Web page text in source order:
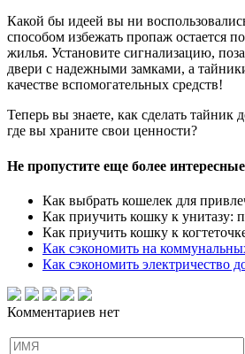
Какой бы идеей вы ни
способом избежать пропаж остается
жилья. Установите сигнализацию,
двери с надежными замками, а
качестве вспомогательных средств!
Теперь вы знаете, как сделать
где вы храните свои ценности?
Не пропустите еще более
Как выбрать кошелек для
Как приучить кошку к унитазу:
Как приучить кошку к
Как сэкономить на
Как сэкономить электричество
Комментариев нет